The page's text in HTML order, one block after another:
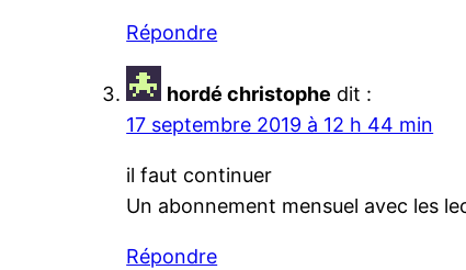
Répondre
hordé christophe dit :
17 septembre 2019 à 12 h 44 min
il faut continuer
Un abonnement mensuel avec les
Répondre